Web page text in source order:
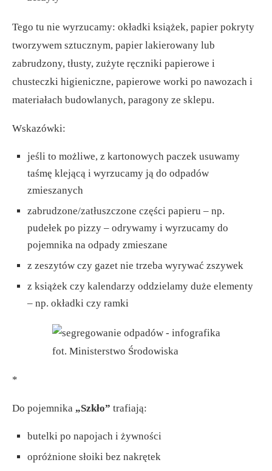
Tego tu nie wyrzucamy: okładki książek, papier pokryty
tworzywem sztucznym, papier lakierowany lub
zabrudzony, tłusty, zużyte ręczniki papierowe i
chusteczki higieniczne, papierowe worki po nawozach i
materiałach budowlanych, paragony ze sklepu.
Wskazówki:
jeśli to możliwe, z kartonowych paczek usuwamy
taśmę klejącą i wyrzucamy ją do odpadów
zmieszanych
zabrudzone/zatłuszczone części papieru – np.
pudełek po pizzy – odrywamy i wyrzucamy do
pojemnika na odpady zmieszane
z zeszytów czy gazet nie trzeba wyrywać zszywek
z książek czy kalendarzy oddzielamy duże elementy
– np. okładki czy ramki
fot. Ministerstwo Środowiska
*
Do pojemnika „Szkło” trafiają:
butelki po napojach i żywności
opróżnione słoiki bez nakrętek